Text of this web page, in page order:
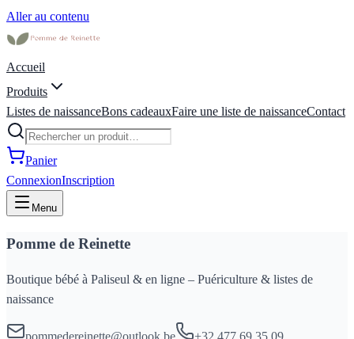
Aller au contenu
Accueil
Produits
Listes de naissanceBons cadeauxFaire une liste de naissanceContact
Panier
ConnexionInscription
Menu
Pomme de Reinette
Boutique bébé à Paliseul & en ligne – Puériculture & listes de
naissance